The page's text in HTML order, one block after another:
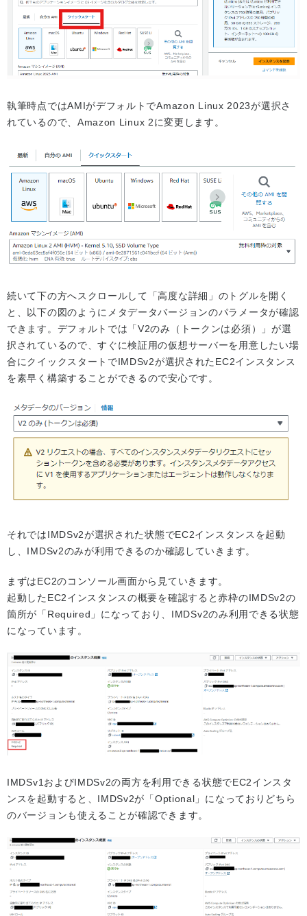
執筆時点ではAMIがデフォルトでAmazon Linux 2023が選択さ
れているので、Amazon Linux 2に変更します。
続いて下の方へスクロールして「高度な詳細」のトグルを開く
と、以下の図のようにメタデータバージョンのパラメータが確認
できます。デフォルトでは「V2のみ（トークンは必須）」が選
択されているので、すぐに検証用の仮想サーバーを用意したい場
合にクイックスタートでIMDSv2が選択されたEC2インスタンス
を素早く構築することができるので安心です。
それではIMDSv2が選択された状態でEC2インスタンスを起動
し、IMDSv2のみが利用できるのか確認していきます。
まずはEC2のコンソール画面から見ていきます。
起動したEC2インスタンスの概要を確認すると赤枠のIMDSv2の
箇所が「Required」になっており、IMDSv2のみ利用できる状態
になっています。
IMDSv1およびIMDSv2の両方を利用できる状態でEC2インスタ
ンスを起動すると、IMDSv2が「Optional」になっておりどちら
のバージョンも使えることが確認できます。